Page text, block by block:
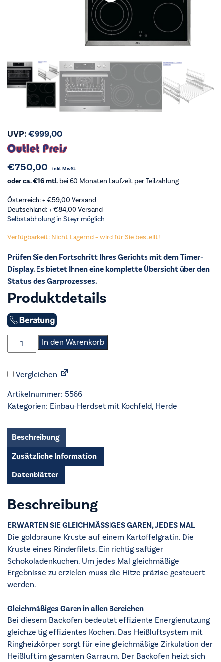
UVP:€999,00
€750,00 inkl. MwSt.
oder ca. €16 mtl. bei 60 Monaten Laufzeit per Teilzahlung
Österreich: +€59,00 Versand
Deutschland: +€84,00 Versand
Selbstabholung in Steyr möglich
Verfügbarkeit: Nicht Lagernd – wird für Sie bestellt!
Prüfen Sie den Fortschritt Ihres Gerichts mit dem Timer-
Display. Es bietet Ihnen eine komplette Übersicht über den
Status des Garprozesses.
Produktdetails
AEG
-
Herdset
Kochfeld
-
3-
f
Menge
In den Warenkorb
Vergleichen
Artikelnummer: 5566
Kategorien: Einbau-Herdset mit Kochfeld, Herde
Beschreibung
Zusätzliche Information
Datenblätter
Beschreibung
ERWARTEN SIE GLEICHMÄSSIGES GAREN, JEDES MAL
Die goldbraune Kruste auf einem Kartoffelgratin. Die
Kruste eines Rinderfilets. Ein richtig saftiger
Schokoladenkuchen. Um jedes Mal gleichmäßige
Ergebnisse zu erzielen muss die Hitze präzise gesteuert
werden.
Gleichmäßiges Garen in allen Bereichen
Bei diesem Backofen bedeutet effiziente Energienutzung
gleichzeitig effizientes Kochen. Das Heißluftsystem mit
Ringheizkörper sorgt für eine gleichmäßige Zirkulation der
Heißluft im gesamten Garraum. Der Backofen heizt sich